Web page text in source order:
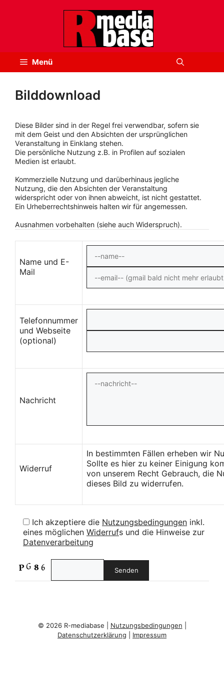
Menü
Bilddownload
Diese Bilder sind in der Regel frei verwendbar, sofern sie
mit dem Geist und den Absichten der ursprünglichen
Veranstaltung in Einklang stehen.
Die persönliche Nutzung z.B. in Profilen auf sozialen
Medien ist erlaubt.
Kommerzielle Nutzung und darüberhinaus jegliche
Nutzung, die den Absichten der Veranstaltung
widerspricht oder von ihnen abweicht, ist nicht gestattet.
Ein Urheberrechtshinweis halten wir für angemessen.
Ausnahmen vorbehalten (siehe auch Widerspruch).
Name und E-
Mail
Telefonnummer
und Webseite
(optional)
Nachricht
Widerruf
In bestimmten Fällen erheben wir
Sollte es hier zu keiner Einigung
von unserem Recht Gebrauch, die
dieses Bild zu widerrufen.
Ich akzeptiere die Nutzungsbedingungen inkl.
eines möglichen Widerrufs und die Hinweise zur
Datenverarbeitung
© 2026 R-mediabase | Nutzungsbedingungen
Datenschutzerklärung
Impressum